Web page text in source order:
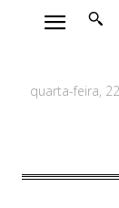
quarta-feira,